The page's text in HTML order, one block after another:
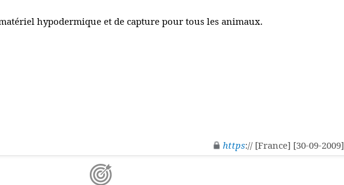
hypodermique et de capture pour tous les animaux.
https:// [France] [30-09-2009]